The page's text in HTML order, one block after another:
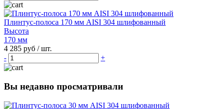
Плинтус-полоса 170 мм AISI 304 шлифованный
Высота
170 мм
4 285 руб / шт.
-
+
Вы недавно просматривали